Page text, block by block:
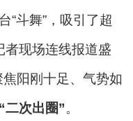
“斗舞”，吸引了超
者现场连线报道盛
阳刚十足、气势如
二次出圈”。